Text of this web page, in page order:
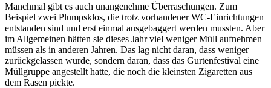
Manchmal gibt es auch unangenehme Überraschungen. Zum
Beispiel zwei Plumpsklos, die trotz vorhandener WC-Einrichtungen
entstanden sind und erst einmal ausgebaggert werden mussten. Aber
im Allgemeinen hätten sie dieses Jahr viel weniger Müll aufnehmen
müssen als in anderen Jahren. Das lag nicht daran, dass weniger
zurückgelassen wurde, sondern daran, dass das Gurtenfestival eine
Müllgruppe angestellt hatte, die noch die kleinsten Zigaretten aus
dem Rasen pickte.